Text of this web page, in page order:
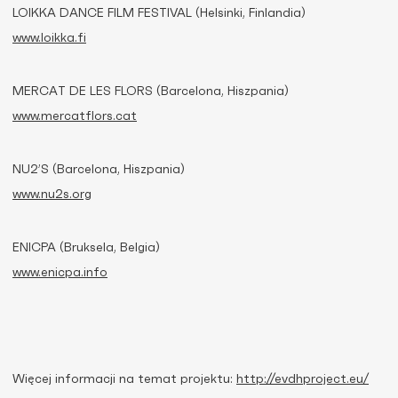
LOIKKA DANCE FILM FESTIVAL (Helsinki, Finlandia)
www.loikka.fi
MERCAT DE LES FLORS (Barcelona, Hiszpania)
www.mercatflors.cat
NU2’S (Barcelona, Hiszpania)
www.nu2s.org
ENICPA (Bruksela, Belgia)
www.enicpa.info
Więcej informacji na temat projektu: http://evdhproject.eu/